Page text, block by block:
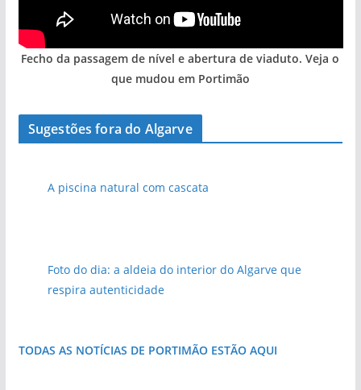
Fecho da passagem de nível e abertura de viaduto. Veja o
que mudou em Portimão
Sugestões fora do Algarve
A piscina natural com cascata
Foto do dia: a aldeia do interior do Algarve que
respira autenticidade
TODAS AS NOTÍCIAS DE PORTIMÃO ESTÃO AQUI